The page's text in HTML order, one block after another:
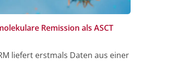
Remission als ASCT
liefert erstmals Daten aus einer